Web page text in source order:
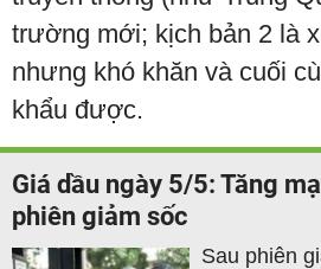
trường mới; kịch bản 2 là
nhưng khó khăn và cuối
khẩu được.
Giá dầu ngày 5/5: Tăng
phiên giảm sốc
Sau phiên